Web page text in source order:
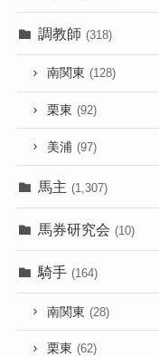
調教師 (318)
南関東 (128)
栗東 (92)
美浦 (97)
馬主 (1,307)
馬券研究会 (10)
騎手 (164)
南関東 (28)
栗東 (62)